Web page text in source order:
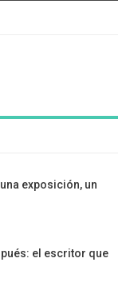
exposición, un
el escritor que